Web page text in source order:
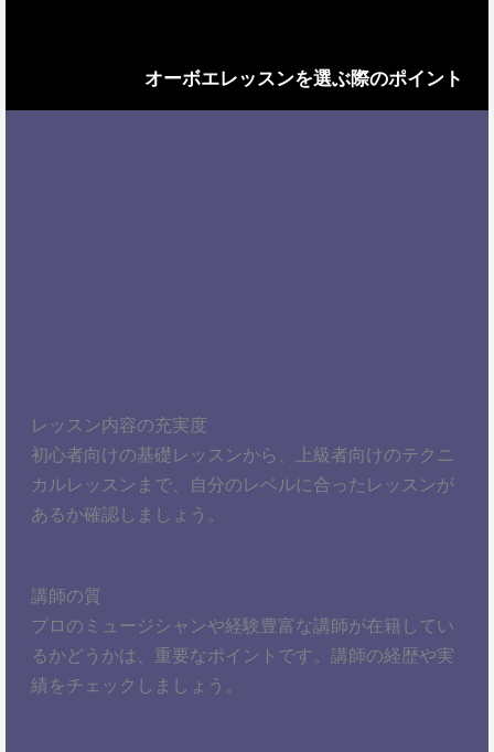
オーボエレッスンを選ぶ際のポイント
レッスン内容の充実度
初心者向けの基礎レッスンから、上級者向けのテクニ
カルレッスンまで、自分のレベルに合ったレッスンが
あるか確認しましょう。
講師の質
プロのミュージシャンや経験豊富な講師が在籍してい
るかどうかは、重要なポイントです。講師の経歴や実
績をチェックしましょう。